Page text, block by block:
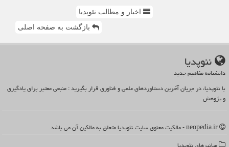
اخبار و مطالب نئوپدیا
بازگشت به صفحه اصلی
نئوپدیا
دانشنامه مفاهیم جدید
با نئوپدیا، در جریان آخرین دستاوردهای علمی و فناوری قرار بگیرید : منبعی معتبر برای یادگیری
و پژوهش